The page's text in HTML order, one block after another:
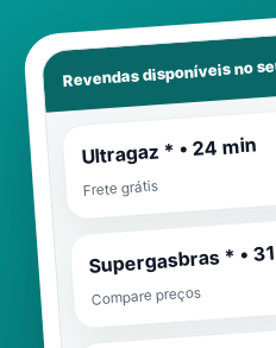
Revendas disponíveis no
Ultragaz * • 24 min
Frete grátis
Supergasbras * •
Compare preços